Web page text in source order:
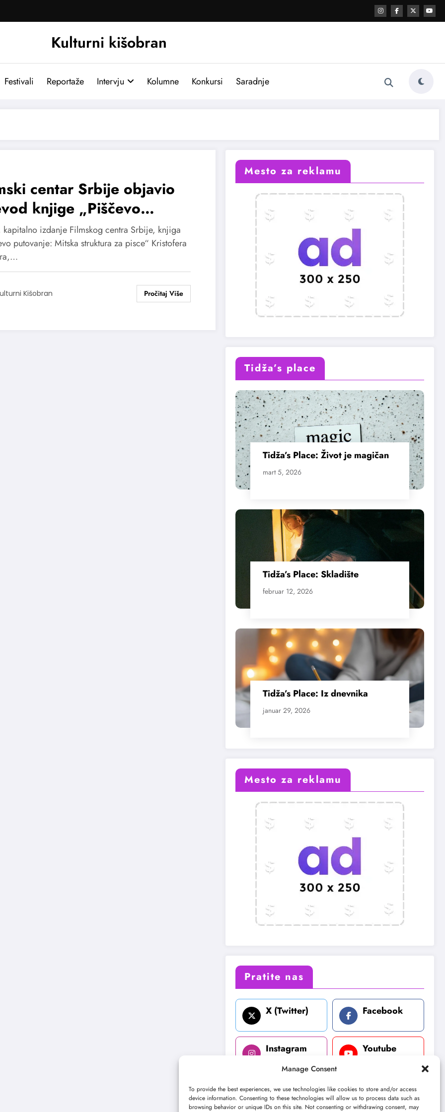
Manage Consent
To provide the best experiences, we use technologies like cookies to store and/or access
device information. Consenting to these technologies will allow us to process data such as
browsing behavior or unique IDs on this site. Not consenting or withdrawing consent, may
Kulturni kišobran
Festivali Reportaže Intervju Kolumne Konkursi Saradnje
centar Srbije objavio
knjige „Piščevo
Mitska struktura za
Kristofera Voglera
izdanje Filmskog centra Srbije, knjiga
putovanje: Mitska struktura za pisce“ Kristofera
Kišobran
Mesto za reklamu
Tidža’s place
Tidža’s Place: Život je magičan
mart 5, 2026
Tidža’s Place: Skladište
februar 12, 2026
Tidža’s Place: Iz dnevnika
januar 29, 2026
Mesto za reklamu
Pratite nas
X (Twitter) Facebook
Instagram Youtube
LinkedIn